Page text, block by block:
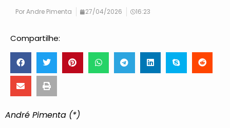
PorAndre Pimenta 27/04/2026 16:23
Compartilhe:
André Pimenta (*)